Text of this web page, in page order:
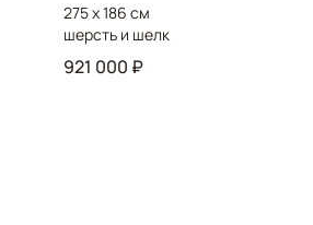
275 x 186 см
шерсть и шелк
921 000 ₽